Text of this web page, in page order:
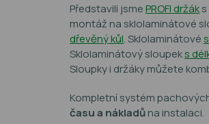
Představili jsmePROFI držák
montáž na sklolaminátové
dřevěný kůl. Sklolaminátové
Sklolaminátový sloupeks
Sloupky i držáky můžete
Kompletní systém
času a nákladůna instalaci.